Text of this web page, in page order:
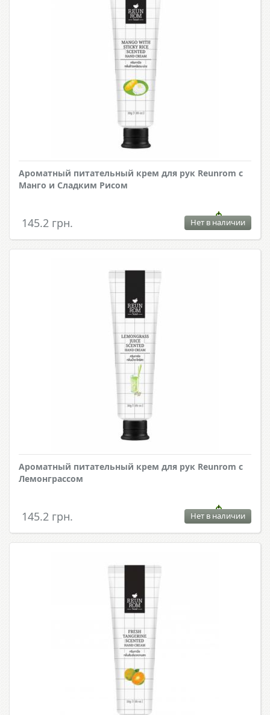
Ароматный питательный крем для рук Reunrom с
Манго и Сладким Рисом
145.2 грн. Нет в наличии
Ароматный питательный крем для рук Reunrom с
Лемонграссом
145.2 грн. Нет в наличии